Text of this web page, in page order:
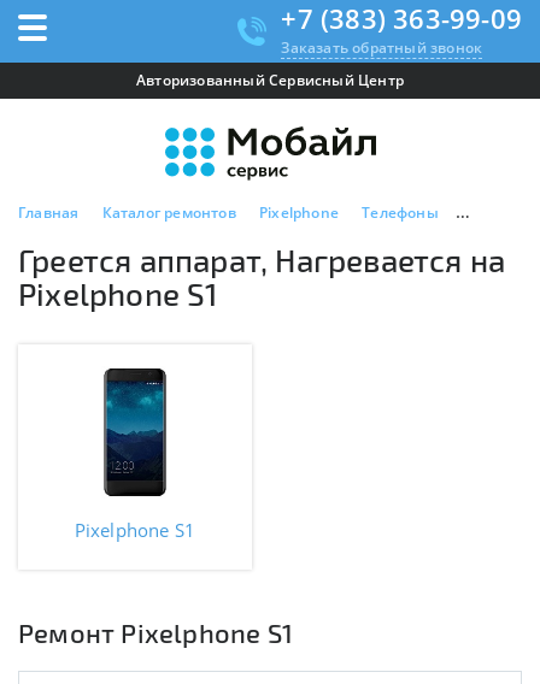
+7 (383) 363-99-09
Заказать обратный звонок
Авторизованный Сервисный Центр
Главная Каталог ремонтов Pixelphone Телефоны
Греется аппарат, Нагревается на
Pixelphone S1
Pixelphone S1
Ремонт Pixelphone S1